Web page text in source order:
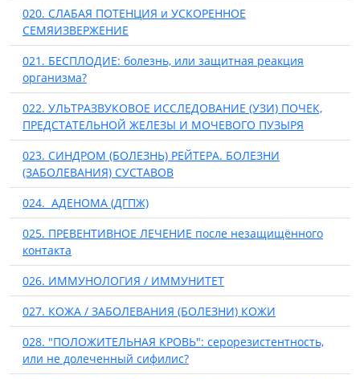
020. СЛАБАЯ ПОТЕНЦИЯ и УСКОРЕННОЕ
СЕМЯИЗВЕРЖЕНИЕ
021. БЕСПЛОДИЕ: болезнь, или защитная реакция
организма?
022. УЛЬТРАЗВУКОВОЕ ИССЛЕДОВАНИЕ (УЗИ) ПОЧЕК,
ПРЕДСТАТЕЛЬНОЙ ЖЕЛЕЗЫ И МОЧЕВОГО ПУЗЫРЯ
023. СИНДРОМ (БОЛЕЗНЬ) РЕЙТЕРА. БОЛЕЗНИ
(ЗАБОЛЕВАНИЯ) СУСТАВОВ
024. АДЕНОМА (ДГПЖ)
025. ПРЕВЕНТИВНОЕ ЛЕЧЕНИЕ после незащищённого
контакта
026. ИММУНОЛОГИЯ / ИММУНИТЕТ
027. КОЖА / ЗАБОЛЕВАНИЯ (БОЛЕЗНИ) КОЖИ
028. "ПОЛОЖИТЕЛЬНАЯ КРОВЬ": серорезистентность,
или не долеченный сифилис?